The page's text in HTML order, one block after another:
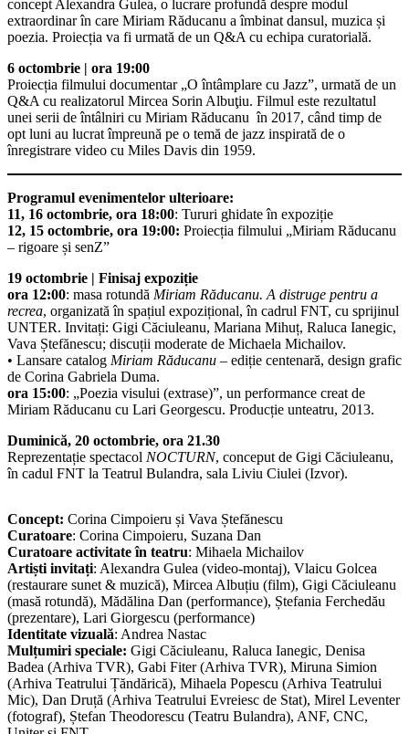
concept Alexandra Gulea, o lucrare profundă despre modul
extraordinar în care Miriam Răducanu a îmbinat dansul, muzica și
poezia. Proiecția va fi urmată de un Q&A cu echipa curatorială.
6 octombrie | ora 19:00
Proiecția filmului documentar „O întâmplare cu Jazz”, urmată de un
Q&A cu realizatorul Mircea Sorin Albuţiu. Filmul este rezultatul
unei serii de întâlniri cu Miriam Răducanu în 2017, când timp de
opt luni au lucrat împreună pe o temă de jazz inspirată de o
înregistrare video cu Miles Davis din 1959.
Programul evenimentelor ulterioare:
11, 16 octombrie, ora 18:00: Tururi ghidate în expoziție
12, 15 octombrie, ora 19:00: Proiecția filmului „Miriam Răducanu
– rigoare și senZ”
19 octombrie | Finisaj expoziție
ora 12:00: masa rotundă Miriam Răducanu. A distruge pentru a
recrea, organizată în spațiul expozițional, în cadrul FNT, cu sprijinul
UNTER. Invitați: Gigi Căciuleanu, Mariana Mihuț, Raluca Ianegic,
Vava Ștefănescu; discuții moderate de Michaela Michailov.
• Lansare catalog Miriam Răducanu – ediție centenară, design grafic
de Corina Gabriela Duma.
ora 15:00: „Poezia visului (extrase)”, un performance creat de
Miriam Răducanu cu Lari Georgescu. Producție unteatru, 2013.
Duminică, 20 octombrie, ora 21.30
Reprezentație spectacol NOCTURN, conceput de Gigi Căciuleanu,
în cadul FNT la Teatrul Bulandra, sala Liviu Ciulei (Izvor).
Concept: Corina Cimpoieru și Vava Ștefănescu
Curatoare: Corina Cimpoieru, Suzana Dan
Curatoare activitate în teatru: Mihaela Michailov
Artiști invitați: Alexandra Gulea (video-montaj), Vlaicu Golcea
(restaurare sunet & muzică), Mircea Albuțiu (film), Gigi Căciuleanu
(masă rotundă), Mădălina Dan (performance), Ștefania Ferchedău
(prezentare), Lari Giorgescu (performance)
Identitate vizuală: Andrea Nastac
Mulțumiri speciale: Gigi Căciuleanu, Raluca Ianegic, Denisa
Badea (Arhiva TVR), Gabi Fiter (Arhiva TVR), Miruna Simion
(Arhiva Teatrului Țăndărică), Mihaela Popescu (Arhiva Teatrului
Mic), Dan Druță (Arhiva Teatrului Evreiesc de Stat), Mirel Leventer
(fotograf), Ștefan Theodorescu (Teatru Bulandra), ANF, CNC,